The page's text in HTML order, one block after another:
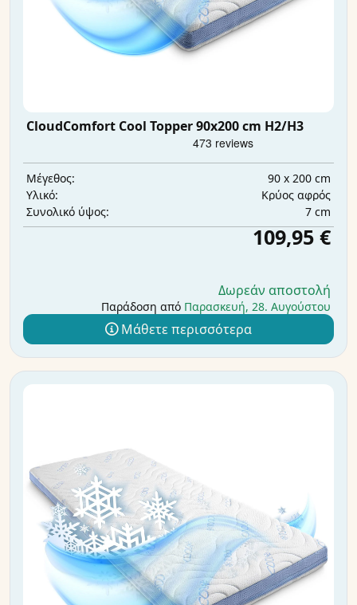
CloudComfort Cool Topper 90x200 cm H2/H3
Μέγεθος:
90 x 200 cm
Υλικό:
Κρύος αφρός
Συνολικό ύψος:
7 cm
109,95 €
Δωρεάν αποστολή
Παράδοση από Παρασκευή, 28. Αυγούστου
Μάθετε περισσότερα